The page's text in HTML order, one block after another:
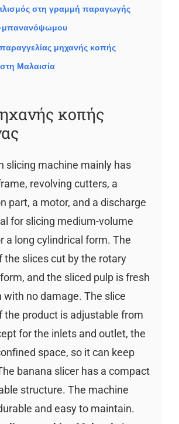
στη γραμμή παραγωγής
μπανανόψωμου
μηχανής κοπής
Μαλαισία
κοπής
slicing machine mainly has
revolving cutters, a
part, a motor, and a discharge
for slicing medium-volume
a long cylindrical form. The
the slices cut by the rotary
and the sliced pulp is fresh
with no damage. The slice
the product is adjustable from
for the inlets and outlet, the
space, so it can keep
banana slicer has a compact
structure. The machine
and easy to maintain.